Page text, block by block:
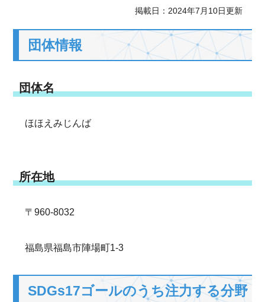
掲載日：2024年7月10日更新
団体情報
団体名
ほほえみじんば
所在地
〒960-8032
福島県福島市陣場町1-3
SDGs17ゴールのうち注力する分野